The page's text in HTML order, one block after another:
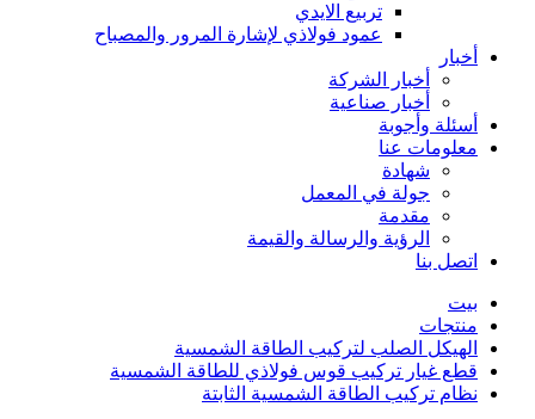
تربيع الايدي
عمود فولاذي لإشارة المرور والمصباح
أخبار
أخبار الشركة
أخبار صناعية
أسئلة وأجوبة
معلومات عنا
شهادة
جولة في المعمل
مقدمة
الرؤية والرسالة والقيمة
اتصل بنا
بيت
منتجات
الهيكل الصلب لتركيب الطاقة الشمسية
قطع غيار تركيب قوس فولاذي للطاقة الشمسية
نظام تركيب الطاقة الشمسية الثابتة